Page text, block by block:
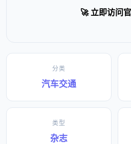
🚀 立即访问
分类
汽车交通
类型
杂志